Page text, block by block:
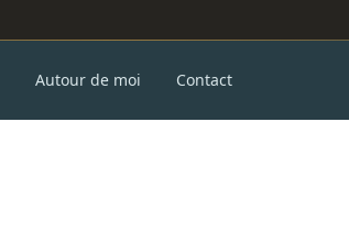
Autour de moi Contact